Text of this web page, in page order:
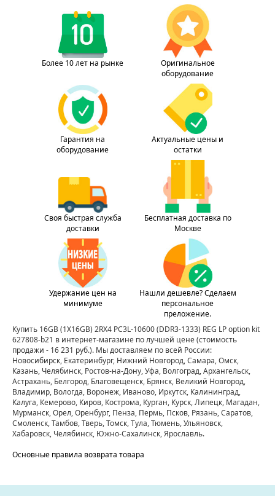
Более 10 лет на рынке
Оригинальное
оборудование
Гарантия на
оборудование
Актуальные цены и
остатки
Своя быстрая служба
доставки
Бесплатная доставка по
Москве
Удержание цен на
минимуме
Нашли дешевле? Сделаем
персональное
преложение.
Купить 16GB (1X16GB) 2RX4 PC3L-10600 (DDR3-1333) REG LP option kit
627808-b21 в интернет-магазине по лучшей цене(стоимость
продажи - 16 231 руб.). Мы доставляем по всей России:
Новосибирск, Екатеринбург, Нижний Новгород, Самара, Омск,
Казань, Челябинск, Ростов-на-Дону, Уфа, Волгоград, Архангельск,
Астрахань, Белгород, Благовещенск, Брянск, Великий Новгород,
Владимир, Вологда, Воронеж, Иваново, Иркутск, Калининград,
Калуга, Кемерово, Киров, Кострома, Курган, Курск, Липецк, Магадан,
Мурманск, Орел, Оренбург, Пенза, Пермь, Псков, Рязань, Саратов,
Смоленск, Тамбов, Тверь, Томск, Тула, Тюмень, Ульяновск,
Хабаровск, Челябинск, Южно-Сахалинск, Ярославль.
Основные правила возврата товара